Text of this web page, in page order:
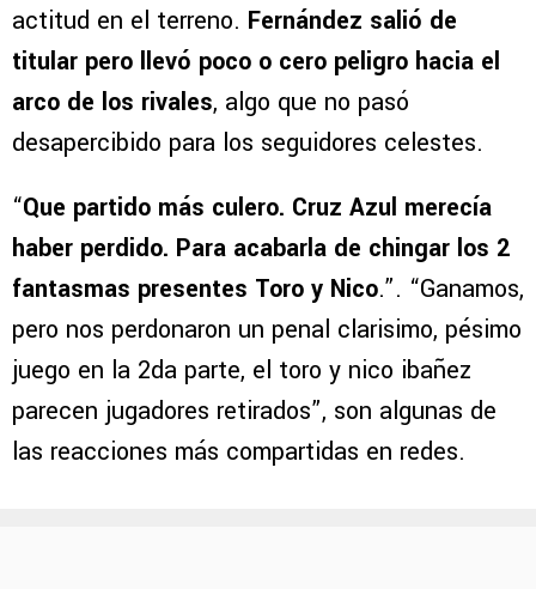
actitud en el terreno. Fernández salió de
titular pero llevó poco o cero peligro hacia el
arco de los rivales, algo que no pasó
desapercibido para los seguidores celestes.
“Que partido más culero. Cruz Azul merecía
haber perdido. Para acabarla de chingar los 2
fantasmas presentes Toro y Nico.”. “Ganamos,
pero nos perdonaron un penal clarisimo, pésimo
juego en la 2da parte, el toro y nico ibañez
parecen jugadores retirados”, son algunas de
las reacciones más compartidas en redes.